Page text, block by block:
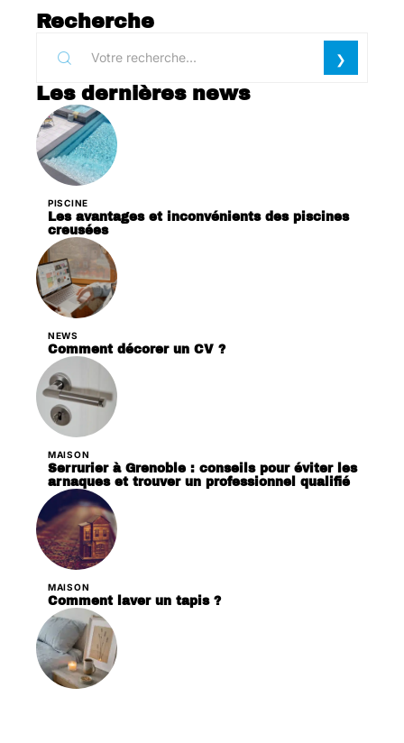
Recherche
Les dernières news
PISCINE
Les avantages et inconvénients des piscines
creusées
NEWS
Comment décorer un CV ?
MAISON
Serrurier à Grenoble : conseils pour éviter les
arnaques et trouver un professionnel qualifié
MAISON
Comment laver un tapis ?